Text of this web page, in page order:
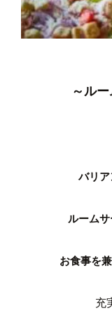
～ル
バリア
ルーム
お食事を
充